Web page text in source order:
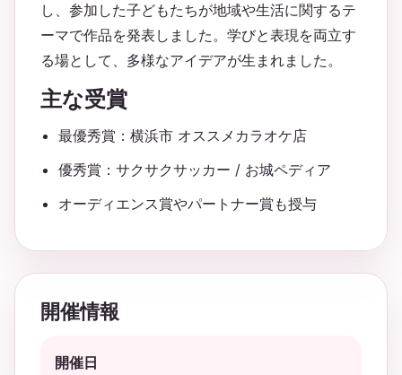
し、参加した子どもたちが地域や生活に関するテ
ーマで作品を発表しました。学びと表現を両立す
る場として、多様なアイデアが生まれました。
主な受賞
最優秀賞：横浜市 オススメカラオケ店
優秀賞：サクサクサッカー / お城ペディア
オーディエンス賞やパートナー賞も授与
開催情報
開催日